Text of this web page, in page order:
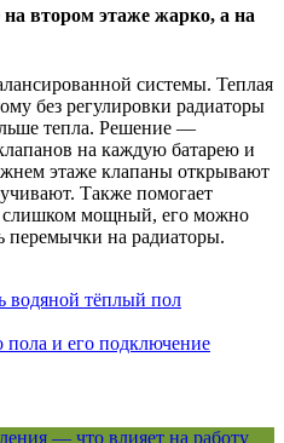
втором этаже жарко, а на
системы. Теплая
без регулировки радиаторы
тепла. Решение —
на каждую батарею и
этаже клапаны открывают
Также помогает
слишком мощный, его можно
перемычки на радиаторы.
водяной тёплый пол
пола и его подключение